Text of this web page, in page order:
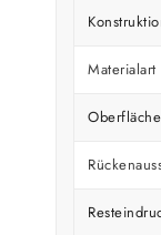
Materialart